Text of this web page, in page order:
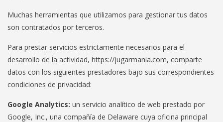
Muchas herramientas que utilizamos para gestionar tus datos
son contratados por terceros.
Para prestar servicios estrictamente necesarios para el
desarrollo de la actividad, https://jugarmania.com, comparte
datos con los siguientes prestadores bajo sus correspondientes
condiciones de privacidad:
Google Analytics: un servicio analítico de web prestado por
Google, Inc., una compañía de Delaware cuya oficina principal